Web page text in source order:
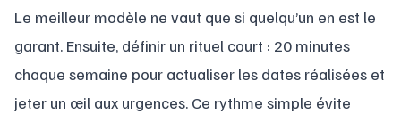
Le meilleur modèle ne vaut que si quelqu’un en est le
garant. Ensuite, définir un rituel court : 20 minutes
chaque semaine pour actualiser les dates réalisées et
jeter un œil aux urgences. Ce rythme simple évite